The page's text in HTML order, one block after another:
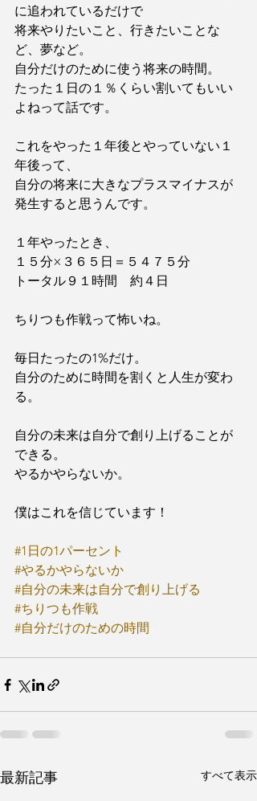
に追われているだけで
将来やりたいこと、行きたいことな
ど、夢など。
自分だけのために使う将来の時間。
たった１日の１％くらい割いてもいい
よねって話です。
これをやった１年後とやっていない１
年後って、
自分の将来に大きなプラスマイナスが
発生すると思うんです。
１年やったとき、
１５分×３６５日＝５４７５分
トータル９１時間　約４日
ちりつも作戦って怖いね。
毎日たったの1%だけ。
自分のために時間を割くと人生が変わ
る。
自分の未来は自分で創り上げることが
できる。
やるかやらないか。
僕はこれを信じています！
#1日の1パーセント
#やるかやらないか
#自分の未来は自分で創り上げる
#ちりつも作戦
#自分だけのための時間
最新記事 すべて表示